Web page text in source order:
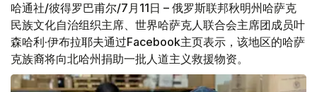
哈通社/彼得罗巴甫尔/7月11日 – 俄罗斯联邦秋明州哈萨克
民族文化自治组织主席、世界哈萨克人联合会主席团成员叶
森哈利·伊布拉耶夫通过Facebook主页表示，该地区的哈萨
克族裔将向北哈州捐助一批人道主义救援物资。